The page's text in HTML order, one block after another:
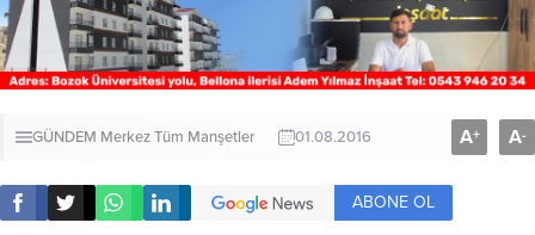
GÜNDEM MerkezTüm Manşetler 01.08.2016 A+ A-
ABONE OL